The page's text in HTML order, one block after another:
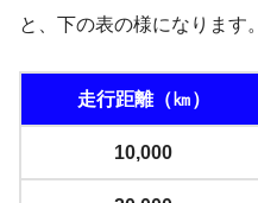
と、下の表の様になります。
走行距離（㎞）
10,000